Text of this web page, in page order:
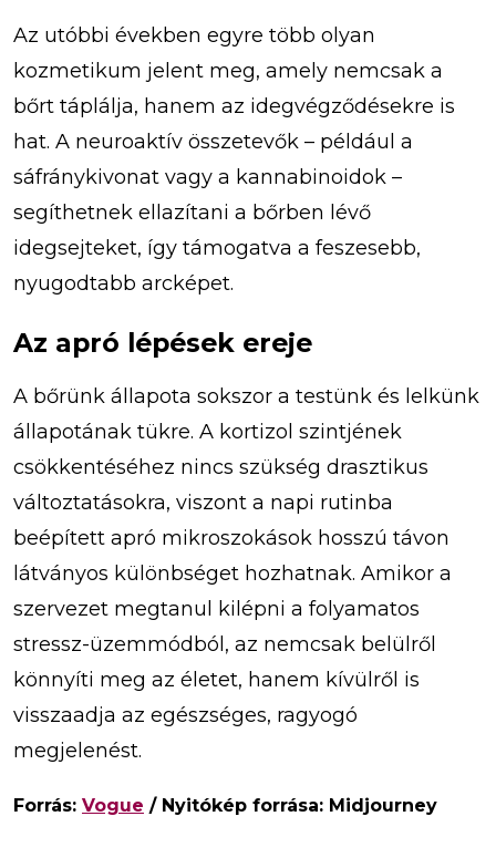
Az utóbbi években egyre több olyan
kozmetikum jelent meg, amely nemcsak a
bőrt táplálja, hanem az idegvégződésekre is
hat. A neuroaktív összetevők – például a
sáfránykivonat vagy a kannabinoidok –
segíthetnek ellazítani a bőrben lévő
idegsejteket, így támogatva a feszesebb,
nyugodtabb arcképet.
Az apró lépések ereje
A bőrünk állapota sokszor a testünk és lelkünk
állapotának tükre. A kortizol szintjének
csökkentéséhez nincs szükség drasztikus
változtatásokra, viszont a napi rutinba
beépített apró mikroszokások hosszú távon
látványos különbséget hozhatnak. Amikor a
szervezet megtanul kilépni a folyamatos
stressz-üzemmódból, az nemcsak belülről
könnyíti meg az életet, hanem kívülről is
visszaadja az egészséges, ragyogó
megjelenést.
Forrás: Vogue / Nyitókép forrása: Midjourney